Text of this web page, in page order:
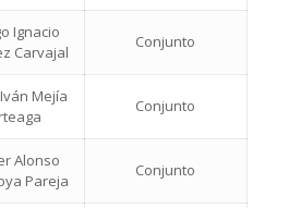
Ignacio
Carvajal
Conjunto
Mejía
Conjunto
Alonso
Pareja
Conjunto